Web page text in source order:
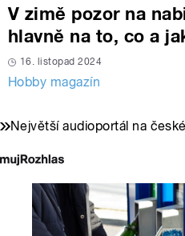
V zimě pozor na
hlavně na to, co a
16. listopad 2024
Hobby magazín
Největší audioportál na